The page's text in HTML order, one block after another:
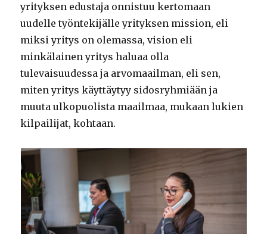
yrityksen edustaja onnistuu kertomaan
uudelle työntekijälle yrityksen mission, eli
miksi yritys on olemassa, vision eli
minkälainen yritys haluaa olla
tulevaisuudessa ja arvomaailman, eli sen,
miten yritys käyttäytyy sidosryhmiään ja
muuta ulkopuolista maailmaa, mukaan lukien
kilpailijat, kohtaan.